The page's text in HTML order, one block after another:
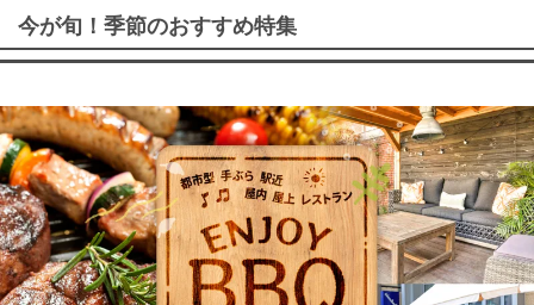
今が旬！季節のおすすめ特集